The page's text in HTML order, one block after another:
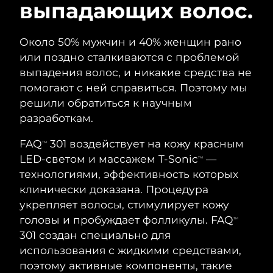
выпадающих волос.
Около 50% мужчин и 40% женщин рано
или поздно сталкиваются с проблемой
выпадения волос, и никакие средства не
помогают с ней справиться. Поэтому мы
решили обратиться к научным
разработкам.
FAQTM
301 воздействует на кожу красным
LED-светом и массажем T-SonicTM
—
технологиями, эффективность которых
клинически доказана. Процедура
укрепляет волосы, стимулирует кожу
головы и пробуждает фолликулы. FAQTM
301 создан специально для
использования с жидкими средствами,
поэтому активные компоненты, такие
Очищение кожи
LUNA™ 4 набор
Anti-aging massage
LUNA™ 4 Plus
Massage, LED heating
LUNA™ 4 Men
For men, anti-aging massage
Лифтинг
BEAR™ 2 набор
Microcurrent toning
BEAR™ 2 go
Microcurrent toning on-the-go
BEAR™ 2 eyes & lips
Microcurrent line smoothing device
Увлажнение
UFO™ 3 набор
Deep facial hydration
UFO™ 3 LED
Near-infrared and red light therapy
device
Забота о полости рта
issa™ 4
Hybrid silicone sonic toothbrush
issa™ 4 plus
Smart hybrid silicone sonic toothbrush
FAQ™ АНТИВОЗРАСТНОЙ УХОД
Омоложение LED-процедуры
NEW
Австралия
Ожидаемая дата доставки
8/13/26
Австрия
Ожидаемая дата доставки
Бахрейн
Бельгия
Ожидаемая дата доставки
Бермудские о-ва
Ожидаемая дата доставки
8/16/26
Босния и
Герцеговина
Ожидаемая дата доставки